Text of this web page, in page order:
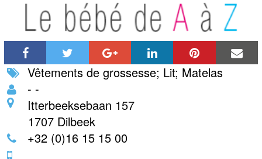
Vêtements de grossesse; Lit; Matelas
- -
Itterbeeksebaan 157
1707 Dilbeek
+32 (0)16 15 15 00